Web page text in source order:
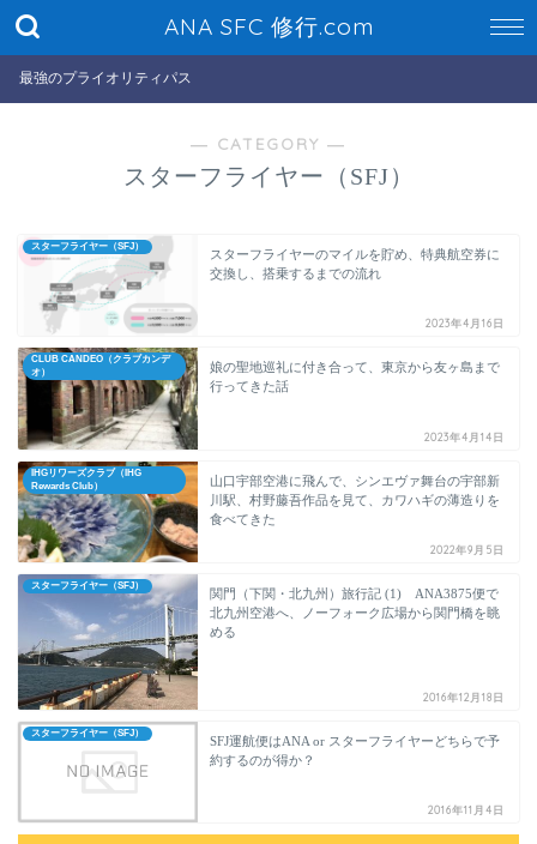
ANA SFC 修行.com
最強のプライオリティパス
― CATEGORY ―
スターフライヤー（SFJ）
スターフライヤー（SFJ）
スターフライヤーのマイルを貯め、特典航空券に
交換し、搭乗するまでの流れ
2023年4月16日
CLUB CANDEO（クラブカンデ
オ）
娘の聖地巡礼に付き合って、東京から友ヶ島まで
行ってきた話
2023年4月14日
IHGリワーズクラブ（IHG
Rewards Club）
山口宇部空港に飛んで、シンエヴァ舞台の宇部新
川駅、村野藤吾作品を見て、カワハギの薄造りを
食べてきた
2022年9月5日
スターフライヤー（SFJ）
関門（下関・北九州）旅行記 (1) ANA3875便で
北九州空港へ、ノーフォーク広場から関門橋を眺
める
2016年12月18日
スターフライヤー（SFJ）
SFJ運航便はANA or スターフライヤーどちらで予
約するのが得か？
2016年11月4日